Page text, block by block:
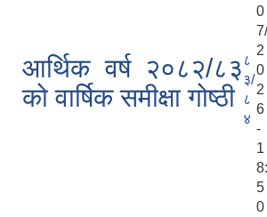
आर्थिक वर्ष २०८२/८३
को वार्षिक समीक्षा गोष्ठी
८
३/
८
४
0
7/
2
0
2
6
-
1
8:
5
0